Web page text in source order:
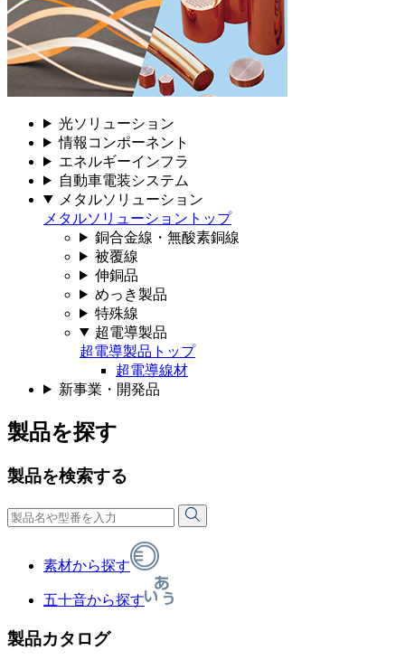
光ソリューション
情報コンポーネント
エネルギーインフラ
自動車電装システム
メタルソリューション
メタルソリューショントップ
銅合金線・無酸素銅線
被覆線
伸銅品
めっき製品
特殊線
超電導製品
超電導製品トップ
超電導線材
新事業・開発品
製品を探す
製品を検索する
素材から探す
五十音から探す
製品カタログ